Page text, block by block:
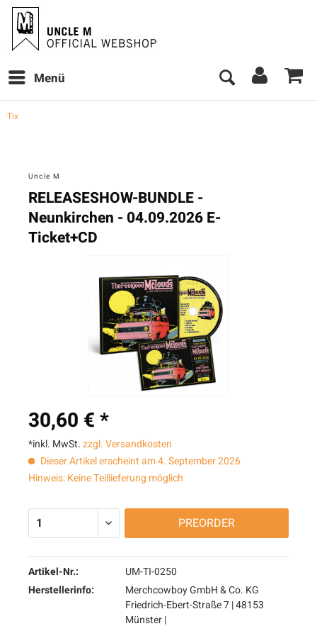
Menü
Tix
Uncle M
RELEASESHOW-BUNDLE -
Neunkirchen - 04.09.2026 E-
Ticket+CD
30,60 € *
*inkl. MwSt.zzgl. Versandkosten
Dieser Artikel erscheint am 4. September 2026
Hinweis: Keine Teillieferung möglich
PREORDER
Artikel-Nr.:
UM-TI-0250
Herstellerinfo:
Merchcowboy GmbH & Co. KG
Friedrich-Ebert-Straße 7 | 48153
Münster |